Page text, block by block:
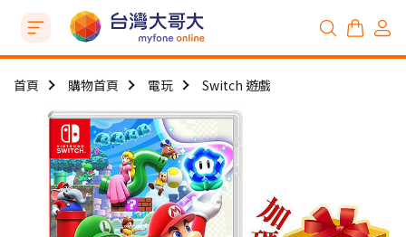
首頁 購物首頁 電玩 Switch 遊戲